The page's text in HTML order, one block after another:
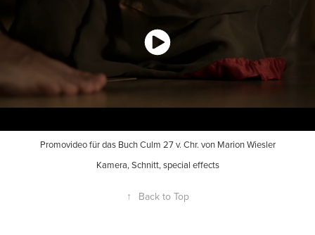
Promovideo für das Buch Culm 27 v. Chr. von Marion Wiesler
Kamera, Schnitt, special effects
↑ Back to Top